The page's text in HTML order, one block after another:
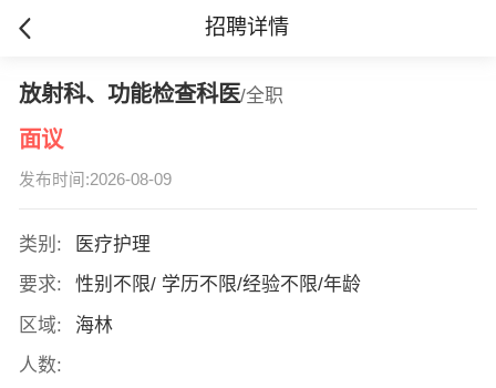
招聘详情
放射科、功能检查科医/全职
面议
发布时间:2026-08-09
类别:
医疗护理
要求:
性别不限/ 学历不限/经验不限/年龄
区域:
海林
人数: